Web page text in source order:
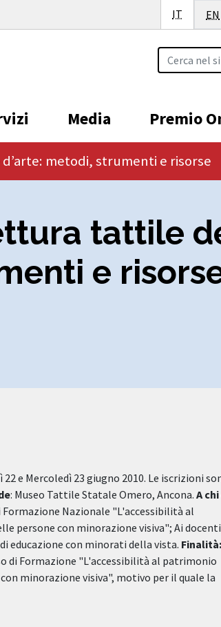
IT Italiano
EN
Media Premio
metodi, strumenti e risorse
tattile
e
22 e Mercoledì 23 giugno 2010. Le iscrizioni
: Museo Tattile Statale Omero, Ancona. A
Nazionale "L'accessibilità al
persone con minorazione visiva"; Ai docenti
educazione con minorati della vista. Finalità:
di Formazione "L'accessibilità al patrimonio
minorazione visiva", motivo per il quale la